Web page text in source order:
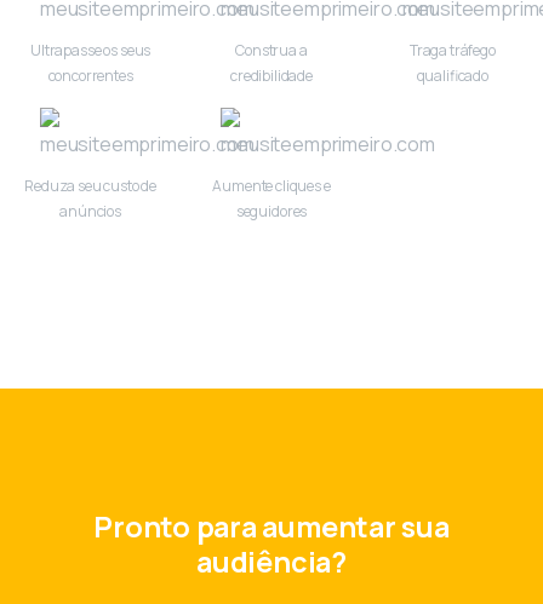
Ultrapasse os seus
concorrentes
Construa a
credibilidade
Traga tráfego
qualificado
Reduza seu custo de
anúncios
Aumente cliques e
seguidores
Pronto para aumentar sua
audiência?